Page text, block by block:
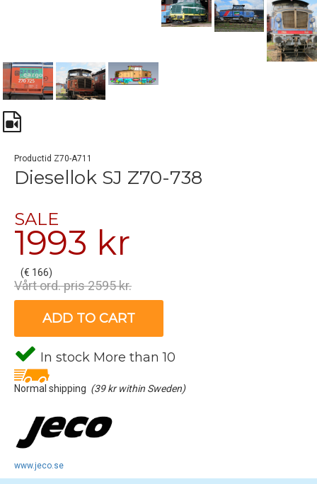
Productid Z70-A711
Diesellok SJ Z70-738
SALE
1993 kr
(€ 166)
Vårt ord. pris 2595 kr.
ADD TO CART
In stock More than 10
Normal shipping (39 kr within Sweden)
www.jeco.se